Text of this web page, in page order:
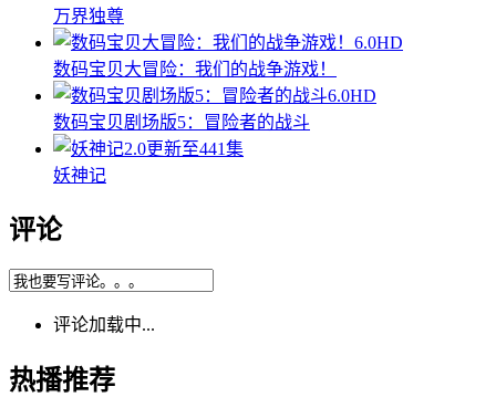
万界独尊
6.0HD
数码宝贝大冒险：我们的战争游戏！
6.0HD
数码宝贝剧场版5：冒险者的战斗
2.0更新至441集
妖神记
评论
评论加载中...
热播推荐